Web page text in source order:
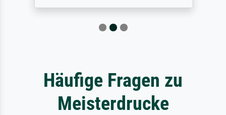
Häufige Fragen zu
Meisterdrucke